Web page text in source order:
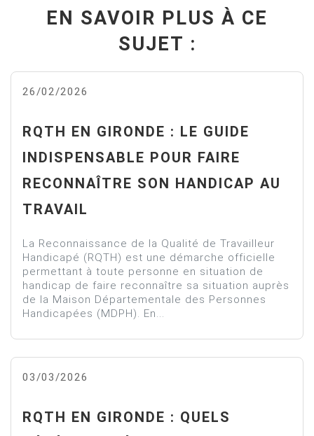
EN SAVOIR PLUS À CE
SUJET :
26/02/2026
RQTH EN GIRONDE : LE GUIDE
INDISPENSABLE POUR FAIRE
RECONNAÎTRE SON HANDICAP AU
TRAVAIL
La Reconnaissance de la Qualité de Travailleur
Handicapé (RQTH) est une démarche officielle
permettant à toute personne en situation de
handicap de faire reconnaître sa situation auprès
de la Maison Départementale des Personnes
Handicapées (MDPH). En...
03/03/2026
RQTH EN GIRONDE : QUELS